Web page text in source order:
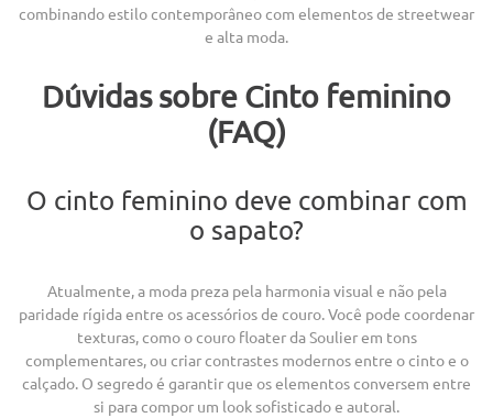
combinando estilo contemporâneo com elementos de streetwear
e alta moda.
Dúvidas sobre Cinto feminino
(FAQ)
O cinto feminino deve combinar com
o sapato?
Atualmente, a moda preza pela harmonia visual e não pela
paridade rígida entre os acessórios de couro. Você pode coordenar
texturas, como o couro floater da Soulier em tons
complementares, ou criar contrastes modernos entre o cinto e o
calçado. O segredo é garantir que os elementos conversem entre
si para compor um look sofisticado e autoral.